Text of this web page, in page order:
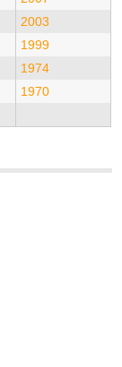
2003
1999
1974
1970